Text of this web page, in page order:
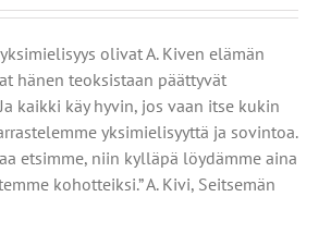
olivat A. Kiven elämän
hänen teoksistaan päättyvät
kaikki käy hyvin, jos vaan itse kukin
yksimielisyyttä ja sovintoa.
etsimme, niin kylläpä löydämme aina
kohotteiksi.” A. Kivi, Seitsemän